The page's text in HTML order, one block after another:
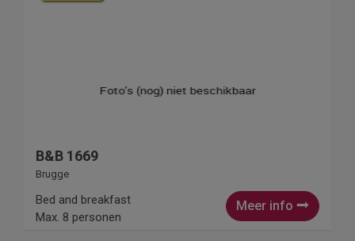
B&B 1669
Brugge
Meer info
Bed and breakfast
Max. 8 personen